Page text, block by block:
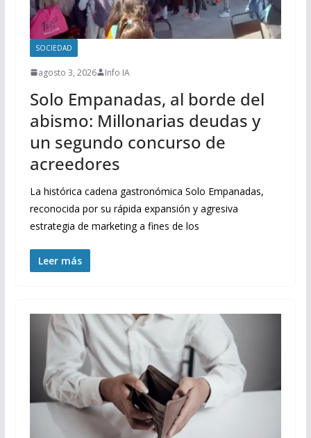
SOCIEDAD
agosto 3, 2026 Info IA
Solo Empanadas, al borde del
abismo: Millonarias deudas y
un segundo concurso de
acreedores
La histórica cadena gastronómica Solo Empanadas,
reconocida por su rápida expansión y agresiva
estrategia de marketing a fines de los
Leer más